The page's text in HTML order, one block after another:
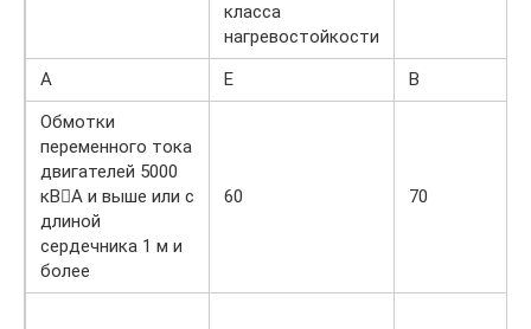
класса
нагревостойкости
A E
B
Обмотки
переменного тока
двигателей 5000
кВА и выше или с
длиной
сердечника 1 м и
более
60 70